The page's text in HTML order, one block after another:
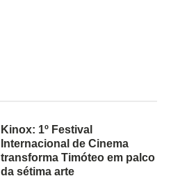
Kinox: 1º Festival
Internacional de Cinema
transforma Timóteo em palco
da sétima arte